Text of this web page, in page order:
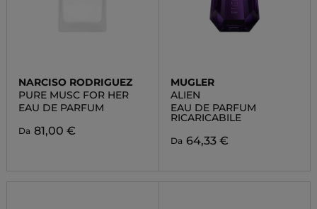
NARCISO RODRIGUEZ
PURE MUSC FOR HER
EAU DE PARFUM
Da 81,00 €
MUGLER
ALIEN
EAU DE PARFUM
RICARICABILE
Da 64,33 €